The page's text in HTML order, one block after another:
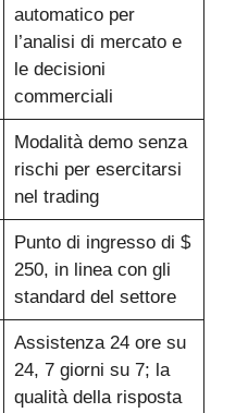
automatico per
l’analisi di mercato e
le decisioni
commerciali
Modalità demo senza
rischi per esercitarsi
nel trading
Punto di ingresso di $
250, in linea con gli
standard del settore
Assistenza 24 ore su
24, 7 giorni su 7; la
qualità della risposta